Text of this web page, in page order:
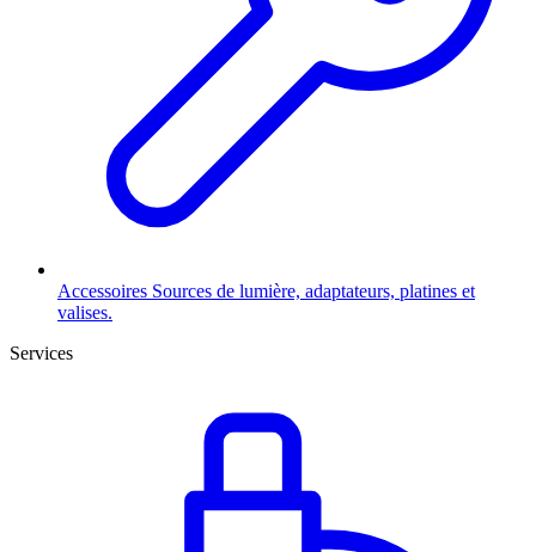
Accessoires Sources de lumière, adaptateurs, platines et
valises.
Services